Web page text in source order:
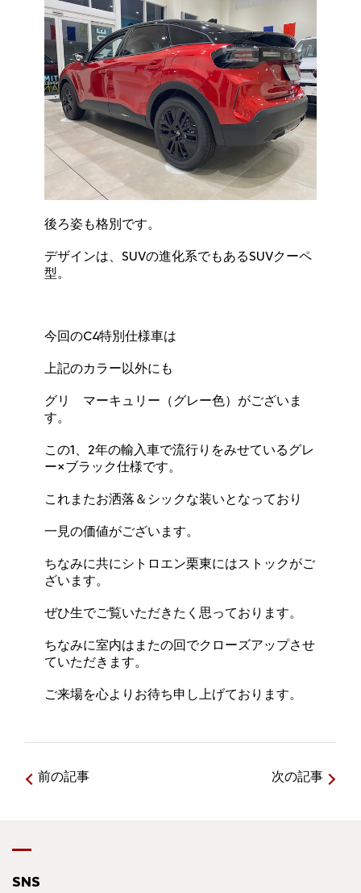
後ろ姿も格別です。
デザインは、SUVの進化系でもあるSUVクーペ
型。
今回のC4特別仕様車は
上記のカラー以外にも
グリ マーキュリー（グレー色）がございま
す。
この1、2年の輸入車で流行りをみせているグレ
ー×ブラック仕様です。
これまたお洒落＆シックな装いとなっており
一見の価値がございます。
ちなみに共にシトロエン栗東にはストックがご
ざいます。
ぜひ生でご覧いただきたく思っております。
ちなみに室内はまたの回でクローズアップさせ
ていただきます。
ご来場を心よりお待ち申し上げております。
前の記事 次の記事
SNS